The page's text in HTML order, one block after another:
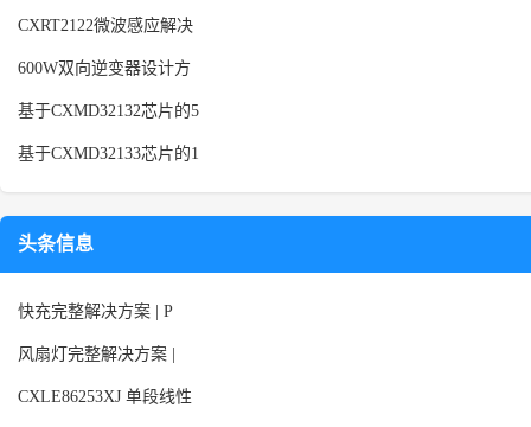
CXRT2122微波感应解决
600W双向逆变器设计方
基于CXMD32132芯片的5
基于CXMD32133芯片的1
头条信息
快充完整解决方案 | P
风扇灯完整解决方案 |
CXLE86253XJ 单段线性